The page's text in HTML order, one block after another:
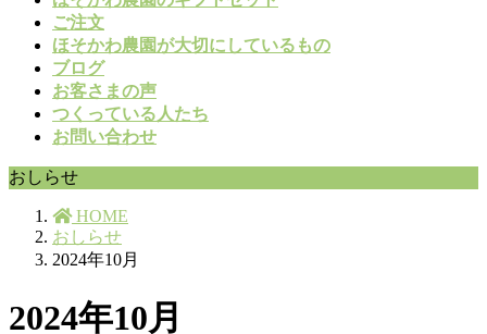
ご注文
ほそかわ農園が大切にしているもの
ブログ
お客さまの声
つくっている人たち
お問い合わせ
おしらせ
HOME
おしらせ
2024年10月
2024年10月